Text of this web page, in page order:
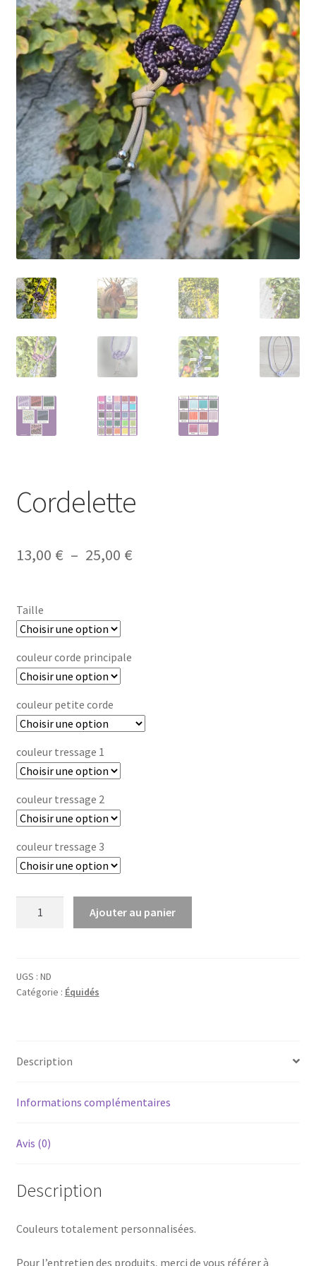
Ma Présentation
Politique de confidentialité
Retour
Mon compte
Panier
Commande
MERCI POUR VOTRE COMMANDE
Cordelette
13,00 € – 25,00 €Plage
Taille
couleur corde principale
couleur petite corde
couleur tressage 1
couleur tressage 2
couleur tressage 3
Ajouter au panier
UGS : ND
Catégorie : Équidés
Description
Informations complémentaires
Avis (0)
Description
Couleurs totalement personnalisées.
Pour l’entretien des produits, merci de vous référer à